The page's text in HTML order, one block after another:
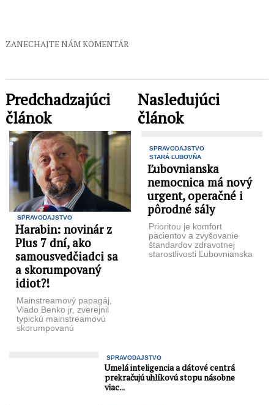
ZANECHAJTE NÁM KOMENTÁR
Predchadzajúci
článok
SPRAVODAJSTVO
Harabin: novinár z
Plus 7 dní, ako
samousvedčiadci sa
a skorumpovaný
idiot?!
Mainstreamový papagáj,
Vlado Benko jr, zverejnil
typickú mainstreamovú
skorumpovanú
protipandemické opatrenia.
Nasledujúci
článok
SPRAVODAJSTVO
STARÁ ĽUBOVŇA
Ľubovnianska
nemocnica má nový
urgent, operačné i
pôrodné sály
Prioritou je komfort
pacientov a zvyšovanie
štandardov zdravotnej
starostlivosti Ľubovnianska
SPRAVODAJSTVO
Umelá inteligencia a dátové centrá
prekračujú uhlíkovú stopu násobne
viac...